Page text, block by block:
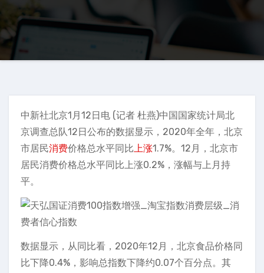
中新社北京1月12日电 (记者 杜燕)中国国家统计局北
京调查总队12日公布的数据显示，2020年全年，北京
市居民消费价格总水平同比上涨1.7%。12月，北京市
居民消费价格总水平同比上涨0.2%，涨幅与上月持
平。
数据显示，从同比看，2020年12月，北京食品价格同
比下降0.4%，影响总指数下降约0.07个百分点。其